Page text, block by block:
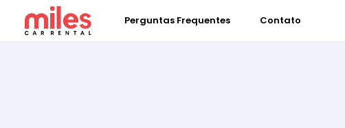
Perguntas Frequentes Contato